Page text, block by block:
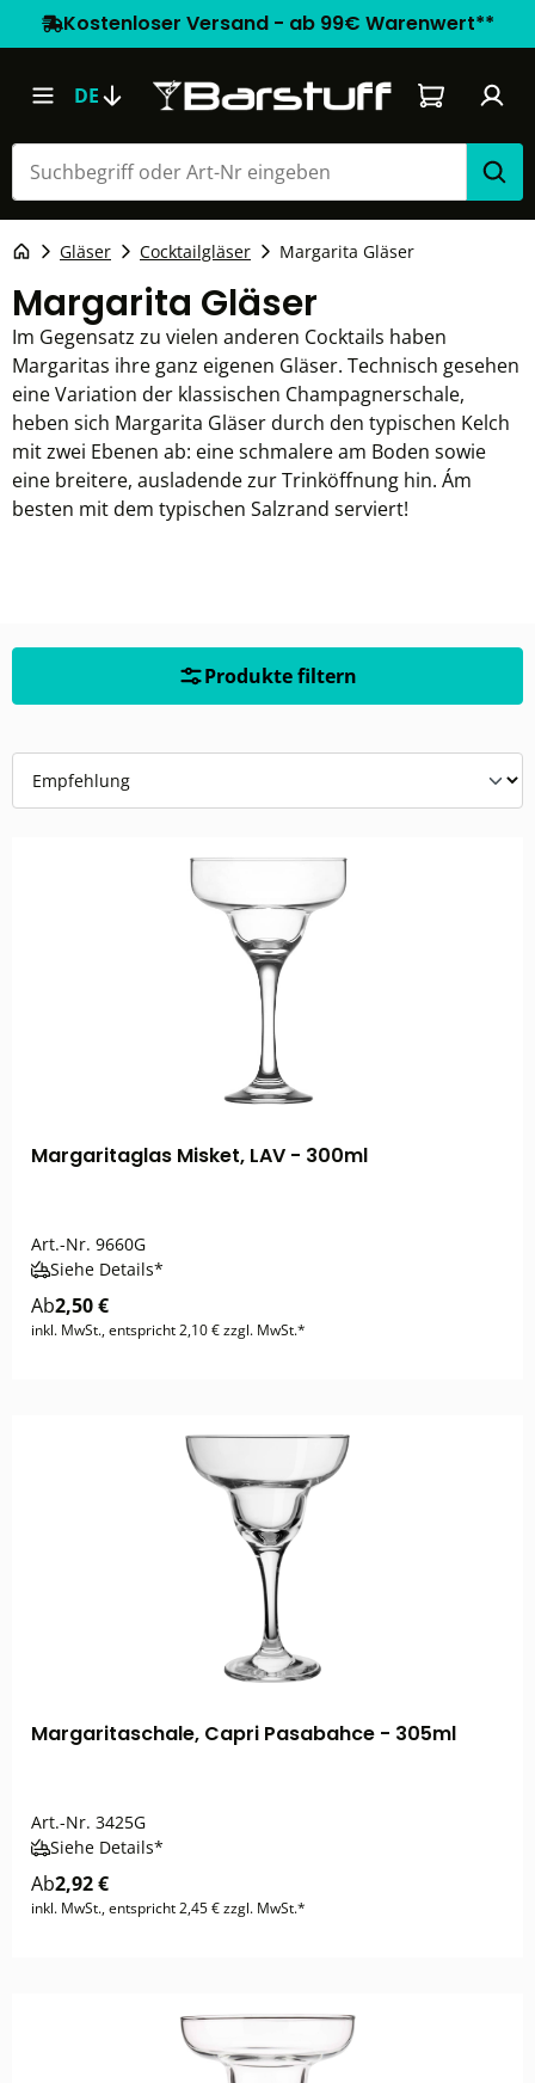
Kostenloser Versand - ab 99€ Warenwert**
DE Warenkorb
Gläser Cocktailgläser Margarita Gläser
Margarita Gläser
Im Gegensatz zu vielen anderen Cocktails haben
Margaritas ihre ganz eigenen Gläser. Technisch gesehen
eine Variation der klassischen Champagnerschale,
heben sich Margarita Gläser durch den typischen Kelch
mit zwei Ebenen ab: eine schmalere am Boden sowie
eine breitere, ausladende zur Trinköffnung hin. Ám
besten mit dem typischen Salzrand serviert!
Produkte filtern
Margaritaglas Misket, LAV - 300ml
Art.-Nr. 9660G
Siehe Details*
Ab2,50 €
inkl. MwSt., entspricht 2,10 € zzgl. MwSt.*
Margaritaschale, Capri Pasabahce - 305ml
Art.-Nr. 3425G
Siehe Details*
Ab2,92 €
inkl. MwSt., entspricht 2,45 € zzgl. MwSt.*